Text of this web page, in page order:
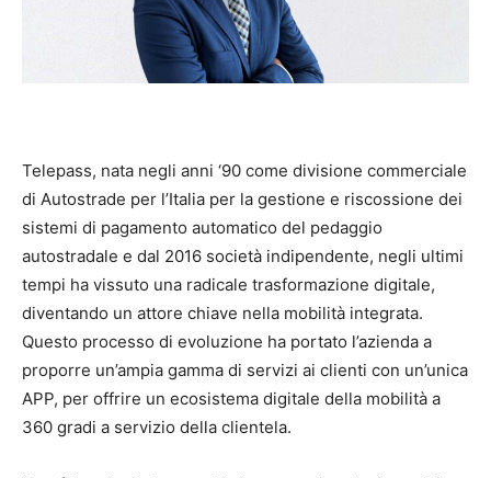
Telepass, nata negli anni ‘90 come divisione commerciale
di Autostrade per l’Italia per la gestione e riscossione dei
sistemi di pagamento automatico del pedaggio
autostradale e dal 2016 società indipendente, negli ultimi
tempi ha vissuto una radicale trasformazione digitale,
diventando un attore chiave nella mobilità integrata.
Questo processo di evoluzione ha portato l’azienda a
proporre un’ampia gamma di servizi ai clienti con un’unica
APP, per offrire un ecosistema digitale della mobilità a
360 gradi a servizio della clientela.